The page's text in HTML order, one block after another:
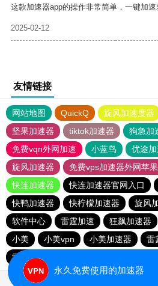
这款加速器app的操作非常简单，一键加速
2025-02-12
友情链接
网站地图 QuickQ 旋风加速度器
坚果加速器
tiktok加速器
狗急加
免费vqn外网加速
小蓝鸟 优途
旋风加速器
免费vps加速器外网苹
快连加速器
快连加速器官网入口
快鸭加速器
快柠檬加速器 旋风
软件中心
雷霆加速 狂飙加速器
小美
小美vpn 小美加速器 雷
雷霆加速版ins
永久免费使用的加速器